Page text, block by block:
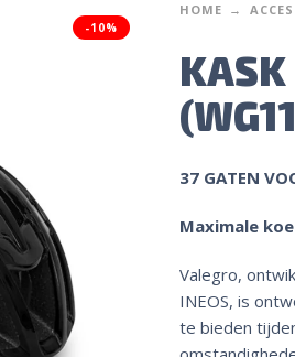
-10%
HOME
37 GATEN
Maximale
Valegro,
INEOS, is
te bieden